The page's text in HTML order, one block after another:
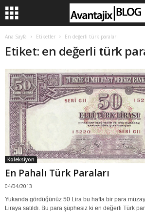
Ana Sayfa Etiketler En değerli türk paraları
Etiket: en değerli türk
Koleksiyon
En Pahalı Türk Paraları
04/04/2013
Yukarıda gördüğünüz 50 Lira bu hafta bir para
Liraya satıldı. Bu para şüphesiz ki en değerli Türk